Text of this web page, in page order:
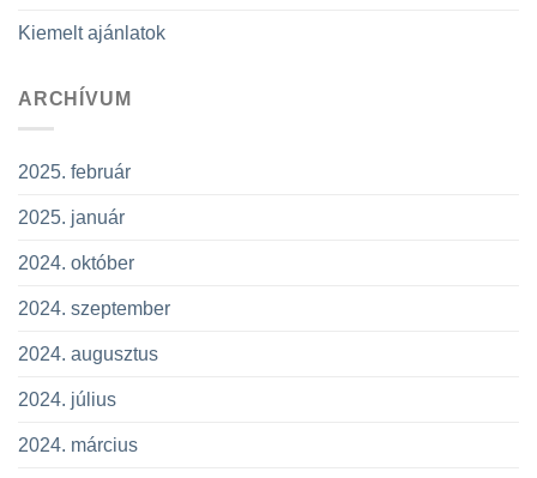
Kiemelt ajánlatok
ARCHÍVUM
2025. február
2025. január
2024. október
2024. szeptember
2024. augusztus
2024. július
2024. március